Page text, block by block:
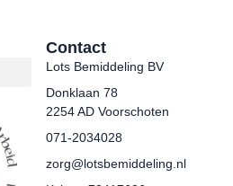
Contact
Lots Bemiddeling BV
Donklaan 78
2254 AD Voorschoten
071-2034028
zorg@lotsbemiddeling.nl